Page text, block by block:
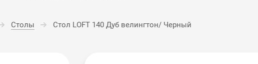
Столы Стол LOFT 140 Дуб велингтон/ Черный